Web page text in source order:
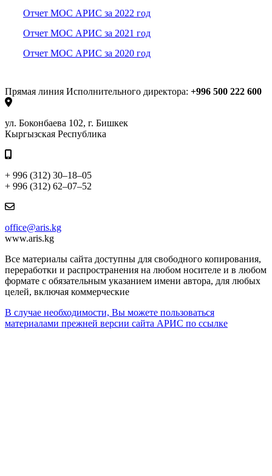
Отчет МОС АРИС за 2022 год
Отчет МОС АРИС за 2021 год
Отчет МОС АРИС за 2020 год
Прямая линия Исполнительного директора: +996 500 222 600
ул. Боконбаева 102, г. Бишкек
Кыргызская Республика
+ 996 (312) 30–18–05
+ 996 (312) 62–07–52
office@aris.kg
www.aris.kg
Все материалы сайта доступны для свободного копирования,
переработки и распространения на любом носителе и в любом
формате с обязательным указанием имени автора, для любых
целей, включая коммерческие
В случае необходимости, Вы можете пользоваться
материалами прежней версии сайта АРИС по ссылке